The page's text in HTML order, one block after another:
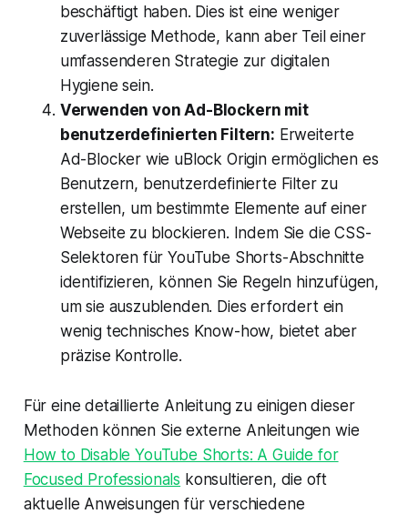
beschäftigt haben. Dies ist eine weniger
zuverlässige Methode, kann aber Teil einer
umfassenderen Strategie zur digitalen
Hygiene sein.
Verwenden von Ad-Blockern mit
benutzerdefinierten Filtern: Erweiterte
Ad-Blocker wie uBlock Origin ermöglichen es
Benutzern, benutzerdefinierte Filter zu
erstellen, um bestimmte Elemente auf einer
Webseite zu blockieren. Indem Sie die CSS-
Selektoren für YouTube Shorts-Abschnitte
identifizieren, können Sie Regeln hinzufügen,
um sie auszublenden. Dies erfordert ein
wenig technisches Know-how, bietet aber
präzise Kontrolle.
Für eine detaillierte Anleitung zu einigen dieser
Methoden können Sie externe Anleitungen wie
How to Disable YouTube Shorts: A Guide for
Focused Professionals konsultieren, die oft
aktuelle Anweisungen für verschiedene